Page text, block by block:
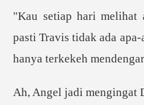
pasti Travis tidak ada apa-
di mengingat